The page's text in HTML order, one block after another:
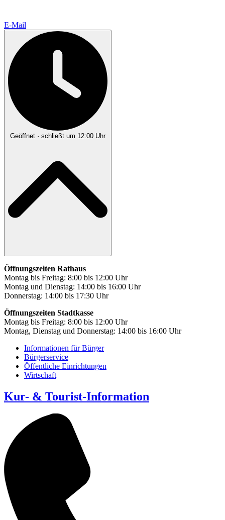
E-Mail
Geöffnet · schließt um 12:00 Uhr
Öffnungszeiten Rathaus
Montag bis Freitag: 8:00 bis 12:00 Uhr
Montag und Dienstag: 14:00 bis 16:00 Uhr
Donnerstag: 14:00 bis 17:30 Uhr
Öffnungszeiten Stadtkasse
Montag bis Freitag: 8:00 bis 12:00 Uhr
Montag, Dienstag und Donnerstag: 14:00 bis 16:00 Uhr
Informationen für Bürger
Bürgerservice
Öffentliche Einrichtungen
Wirtschaft
Kur- & Tourist-Information